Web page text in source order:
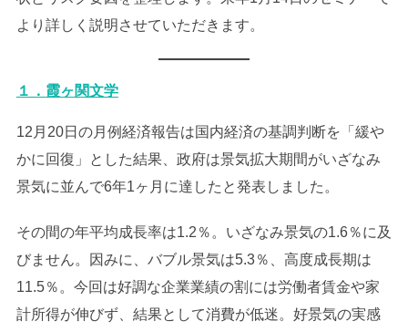
より詳しく説明させていただきます。
１．霞ヶ関文学
12月20日の月例経済報告は国内経済の基調判断を「緩や
かに回復」とした結果、政府は景気拡大期間がいざなみ
景気に並んで6年1ヶ月に達したと発表しました。
その間の年平均成長率は1.2％。いざなみ景気の1.6％に及
びません。因みに、バブル景気は5.3％、高度成長期は
11.5％。今回は好調な企業業績の割には労働者賃金や家
計所得が伸びず、結果として消費が低迷。好景気の実感